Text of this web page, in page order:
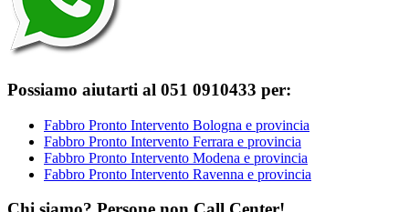
Possiamo aiutarti al 051 0910433 per:
Fabbro Pronto Intervento Bologna e provincia
Fabbro Pronto Intervento Ferrara e provincia
Fabbro Pronto Intervento Modena e provincia
Fabbro Pronto Intervento Ravenna e provincia